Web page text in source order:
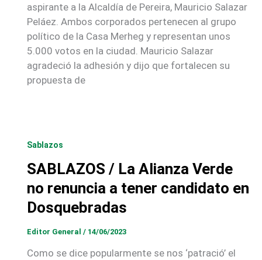
aspirante a la Alcaldía de Pereira, Mauricio Salazar
Peláez. Ambos corporados pertenecen al grupo
político de la Casa Merheg y representan unos
5.000 votos en la ciudad. Mauricio Salazar
agradeció la adhesión y dijo que fortalecen su
propuesta de
Sablazos
SABLAZOS / La Alianza Verde
no renuncia a tener candidato en
Dosquebradas
Editor General / 14/06/2023
Como se dice popularmente se nos ‘patració’ el